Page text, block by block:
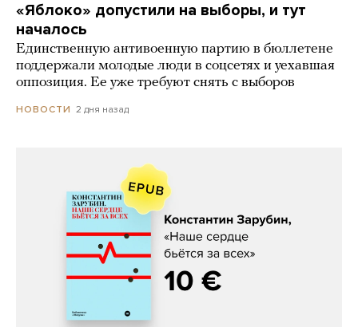
«Яблоко» допустили на выборы, и тут
началось
Единственную антивоенную партию в бюллетене
поддержали молодые люди в соцсетях и уехавшая
оппозиция. Ее уже требуют снять с выборов
НОВОСТИ 2 дня назад
Константин Зарубин, «Наше сердце